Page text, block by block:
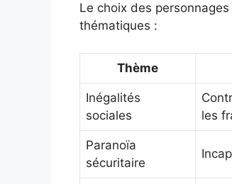
Le choix des personnages
thématiques :
Thème
Inégalités
sociales
les
Paranoïa
sécuritaire